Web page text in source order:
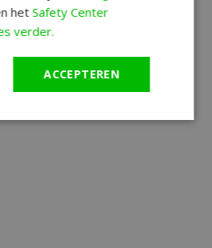
hetSafety Center
verder.
ACCEPTEREN